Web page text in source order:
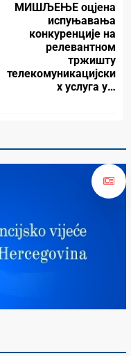
МИШЉЕЊЕ оцјена
испуњавања
конкуренције на
релевантном
тржишту
телекомуникацијски
х услуга у…